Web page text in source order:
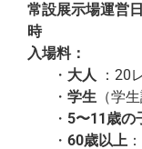
常設展示場運営
時
入場料：
・ 大人 ：20
・ 学生 （学
・ 5〜11歳の
・ 60歳以上